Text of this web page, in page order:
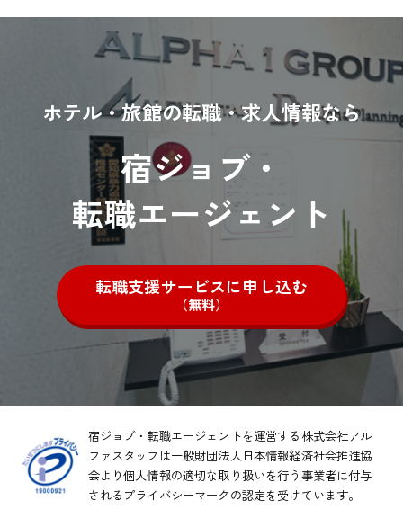
ホテル・旅館の転職・求人情報なら
宿ジョブ・
転職エージェント
転職支援サービスに申し込む
（無料）
宿ジョブ・転職エージェントを運営する株式会社アル
ファスタッフは一般財団法人日本情報経済社会推進協
会より個人情報の適切な取り扱いを行う事業者に付与
されるプライバシーマークの認定を受けています。